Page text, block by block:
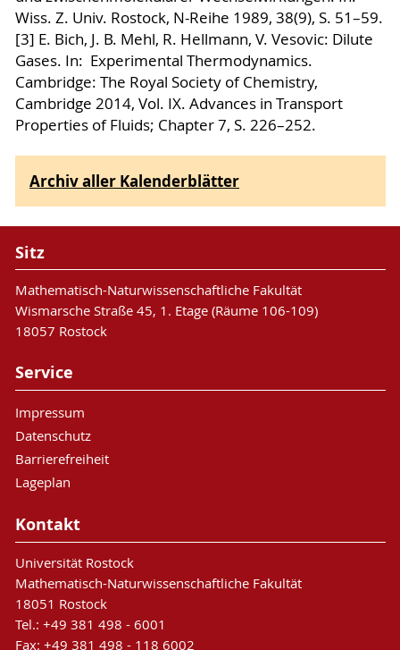
Wiss. Z. Univ. Rostock, N-Reihe 1989, 38(9), S. 51–59.
[3] E. Bich, J. B. Mehl, R. Hellmann, V. Vesovic: Dilute
Gases. In: Experimental Thermodynamics.
Cambridge: The Royal Society of Chemistry,
Cambridge 2014, Vol. IX. Advances in Transport
Properties of Fluids; Chapter 7, S. 226–252.
Archiv aller Kalenderblätter
Sitz
Mathematisch-Naturwissenschaftliche Fakultät
Wismarsche Straße 45, 1. Etage (Räume 106-109)
18057 Rostock
Service
Impressum
Datenschutz
Barrierefreiheit
Lageplan
Kontakt
Universität Rostock
Mathematisch-Naturwissenschaftliche Fakultät
18051 Rostock
Tel.: +49 381 498 - 6001
Fax: +49 381 498 - 118 6002